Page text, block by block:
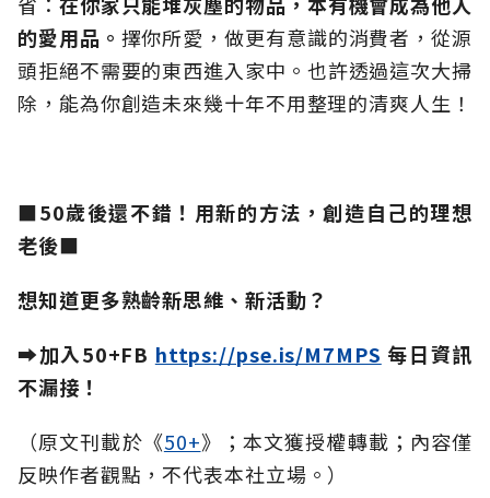
的愛用品。 擇你所愛，做更有意識的消費者，從源
頭拒絕不需要的東西進入家中。也許透過這次大掃
除，能為你創造未來幾十年不用整理的清爽人生！
■50歲後還不錯！用新的方法，創造自己的理想
老後■
想知道更多熟齡新思維、新活動？
➡加入50+FB https://pse.is/M7MPS 每日資訊
不漏接！
（原文刊載於《50+》；本文獲授權轉載；內容僅
反映作者觀點，不代表本社立場。）